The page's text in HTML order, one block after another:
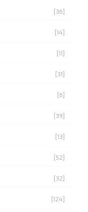
[36]
[14]
[11]
[31]
[6]
[39]
[13]
[52]
[32]
[124]